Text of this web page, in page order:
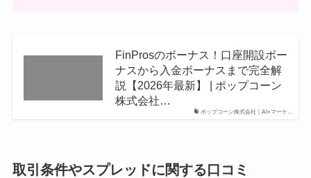
ポップコーン株式会社｜AI×マーケ…
FinProsのボーナス！口座開設ボー
ナスから入金ボーナスまで完全解
説【2026年最新】 | ポップコーン
株式会社…
取引条件やスプレッドに関する口コミ